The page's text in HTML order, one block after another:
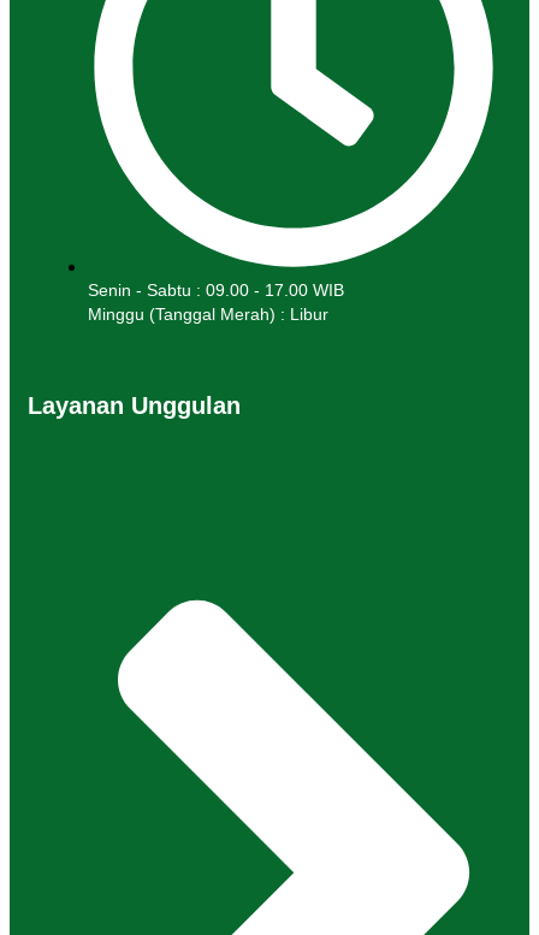
Senin - Sabtu : 09.00 - 17.00 WIB
Minggu (Tanggal Merah) : Libur
Layanan Unggulan